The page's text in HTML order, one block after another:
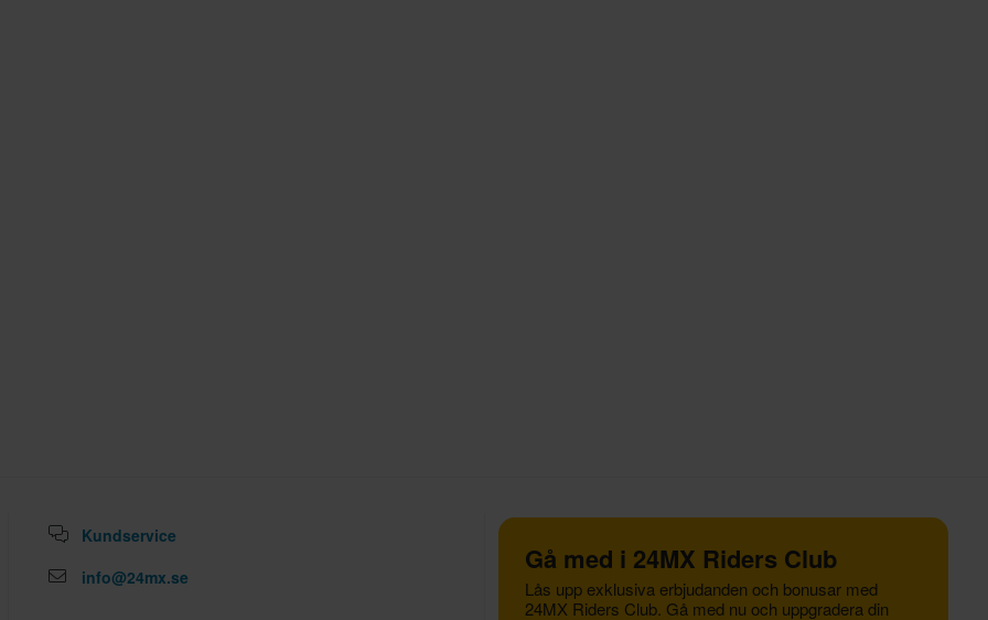
Kundservice
info@24mx.se
Gå med i 24MX Riders Club
Lås upp exklusiva erbjudanden och bonusar med
24MX Riders Club. Gå med nu och uppgradera din